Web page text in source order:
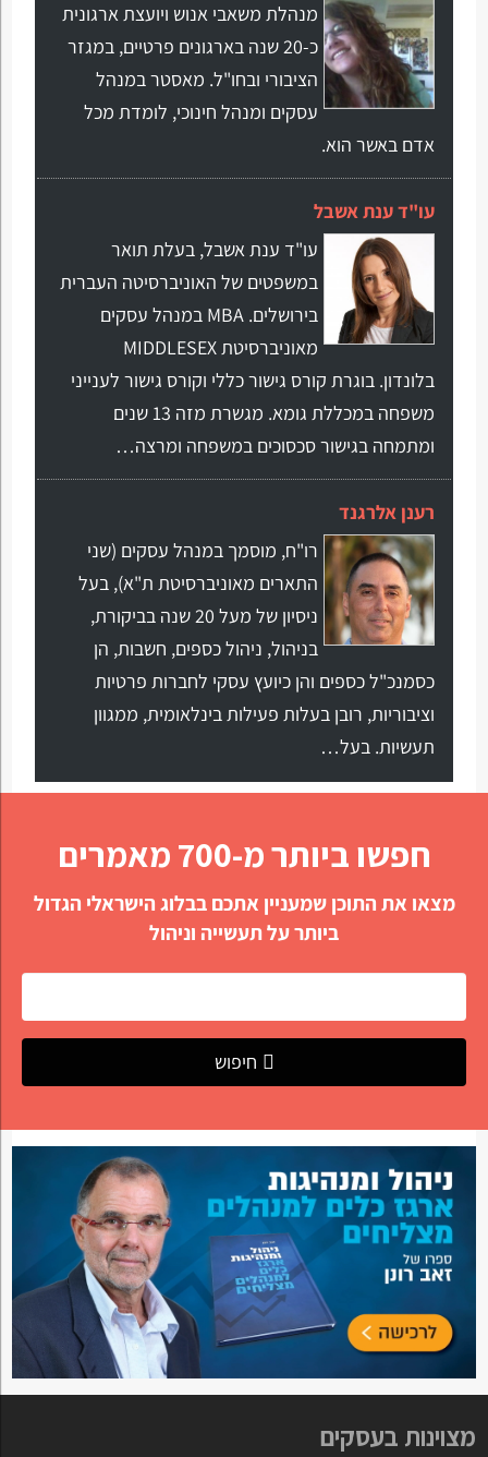
מנהלת משאבי אנוש ויועצת ארגונית
כ-20 שנה בארגונים פרטיים, במגזר
הציבורי ובחו"ל. מאסטר במנהל
עסקים ומנהל חינוכי, לומדת מכל
אדם באשר הוא.
עו"ד ענת אשבל
עו"ד ענת אשבל, בעלת תואר
במשפטים של האוניברסיטה העברית
בירושלים. MBA במנהל עסקים
מאוניברסיטת MIDDLESEX
בלונדון. בוגרת קורס גישור כללי וקורס גישור לענייני
משפחה במכללת גומא. מגשרת מזה 13 שנים
ומתמחה בגישור סכסוכים במשפחה ומרצה…
רענן אלרגנד
רו"ח, מוסמך במנהל עסקים (שני
התארים מאוניברסיטת ת"א), בעל
ניסיון של מעל 20 שנה בביקורת,
בניהול, ניהול כספים, חשבות, הן
כסמנכ"ל כספים והן כיועץ עסקי לחברות פרטיות
וציבוריות, רובן בעלות פעילות בינלאומית, ממגוון
תעשיות. בעל…
חפשו ביותר מ-700 מאמרים
מצאו את התוכן שמעניין אתכם בבלוג הישראלי הגדול
ביותר על תעשייה וניהול
חיפוש
מצוינות בעסקים